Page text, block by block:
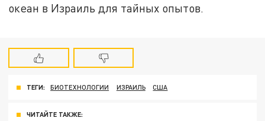
океан в Израиль для тайных опытов.
ТЕГИ: БИОТЕХНОЛОГИИ ИЗРАИЛЬ США
ЧИТАЙТЕ ТАКЖЕ: